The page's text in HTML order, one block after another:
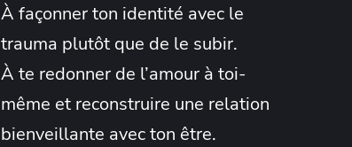
À façonner ton identité avec le
trauma plutôt que de le subir.
À te redonner de l’amour à toi-
même et reconstruire une relation
bienveillante avec ton être.